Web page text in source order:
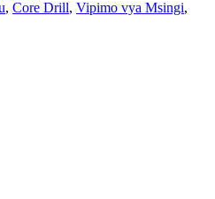
, Core Drill, Vipimo vya Msingi,